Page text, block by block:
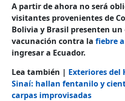
A partir de ahora no será
visitantes provenientes de
Bolivia y Brasil presenten
vacunación contra lafiebre
ingresar a Ecuador.
Lea también | Exteriores del
Sinaí: hallan fentanilo y
carpas improvisadas